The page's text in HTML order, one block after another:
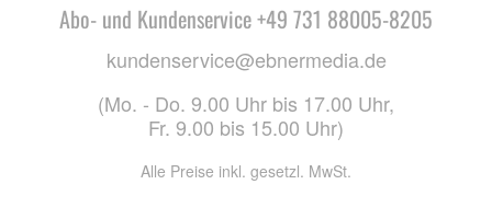
Abo- und Kundenservice +49 731 88005-8205
kundenservice@ebnermedia.de
(Mo. - Do. 9.00 Uhr bis 17.00 Uhr,
Fr. 9.00 bis 15.00 Uhr)
Alle Preise inkl. gesetzl. MwSt.